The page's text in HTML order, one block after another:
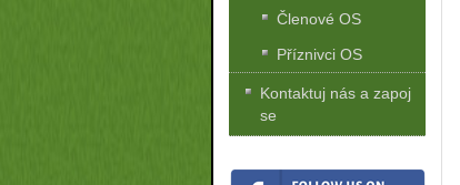
Členové OS
Příznivci OS
Kontaktuj nás a zapoj
se